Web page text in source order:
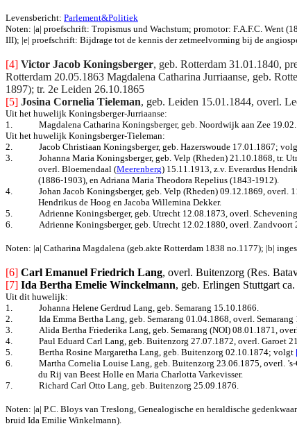
Levensbericht: Parlement&Politiek
Noten: |a| proefschrift: Tropismus und Wachstum; promotor: F.A.F.C. Went
III); |e| proefschrift: Bijdrage tot de kennis der zetmeelvorming bij de
[4] Victor Jacob Koningsberger, geb. Rotterdam 31.01.1840,
Rotterdam 20.05.1863 Magdalena Catharina Jurriaanse, geb.
1897); tr. 2e Leiden 26.10.1865
[5] Josina Cornelia Tieleman, geb. Leiden 15.01.1844, overl.
Uit het huwelijk Koningsberger-Jurriaanse:
1.
Magdalena Catharina Koningsberger, geb. Noordwijk aan Zee
Uit het huwelijk Koningsberger-Tieleman:
2.
Jacob Christiaan Koningsberger, geb. Hazerswoude 17.01.1867;
3.
Johanna Maria Koningsberger, geb. Velp (Rheden) 21.10.1868, tr.
overl. Bloemendaal (Meerenberg) 15.11.1913, z.v. Everardus
(1886-1903), en Adriana Maria Theodora Repelius (1843-1912).
4.
Johan Jacob Koningsberger, geb. Velp (Rheden) 09.12.1869,
Hendrikus de Hoog en Jacoba Willemina Dekker.
5.
Adrienne Koningsberger, geb. Utrecht 12.08.1873, overl.
6.
Adrienne Koningsberger, geb. Utrecht 12.02.1880, overl. Zandvoort
Noten: |a| Catharina Magdalena (geb.akte Rotterdam 1838 no.1177); |b|
[6] Carl Emanuel Friedrich Lang, overl. Buitenzorg (Res.
[7] Ida Bertha Emelie Winckelmann, geb. Erlingen Stuttgart
Uit dit huwelijk:
1.
Johanna Helene Gerdrud Lang, geb. Semarang 15.10.1866.
2.
Ida Emma Bertha Lang, geb. Semarang 01.04.1868, overl.
3.
Alida Bertha Friederika Lang, geb. Semarang (NOI) 08.01.1871,
4.
Paul Eduard Carl Lang, geb. Buitenzorg 27.07.1872, overl. Garoet
5.
Bertha Rosine Margaretha Lang, geb. Buitenzorg 02.10.1874; volgt
6.
Martha Cornelia Louise Lang, geb. Buitenzorg 23.06.1875, overl.
du Rij van Beest Holle en Maria Charlotta Varkevisser.
7.
Richard Carl Otto Lang, geb. Buitenzorg 25.09.1876.
Noten: |a| P.C. Bloys van Treslong, Genealogische en heraldische
bruid Ida Emilie Winkelmann).